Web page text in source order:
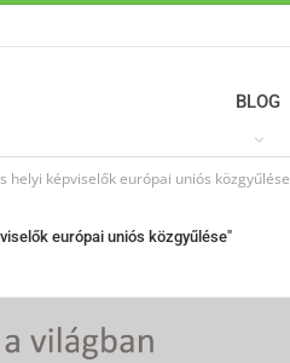
BLOG
helyi képviselők európai uniós közgyűlése
európai uniós közgyűlése"